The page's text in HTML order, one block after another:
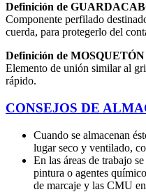
Definición de
Componente perfilado
cuerda, para protegerlo del
Definición de MOSQUETÓN
Elemento de unión similar al
rápido.
CONSEJOS DE
Cuando se almacenan
lugar seco y ventilado,
En las áreas de trabajo
pintura o agentes
de marcaje y las CMU